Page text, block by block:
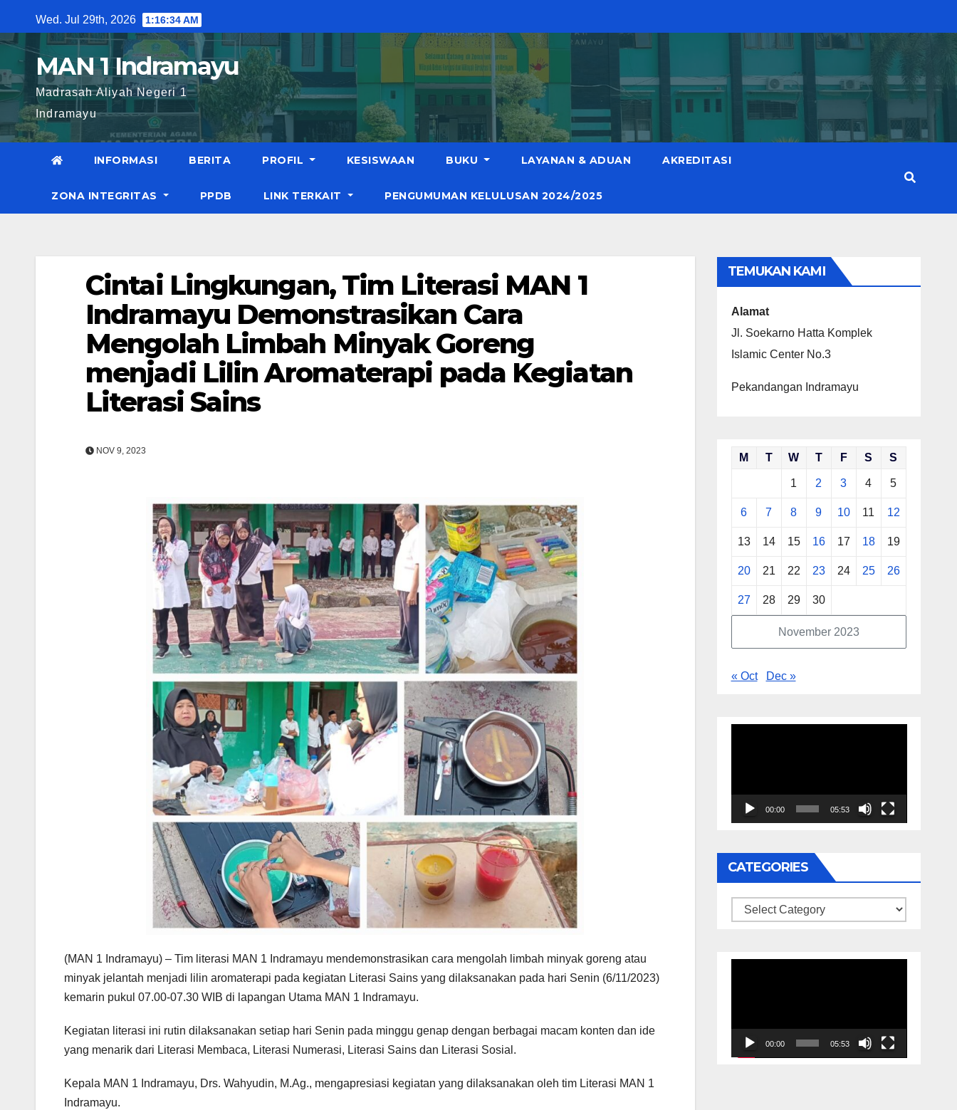
to
content
Wed. Jul 29th, 2026 1:16:35 AM
MAN 1 Indramayu
Madrasah Aliyah Negeri 1
Indramayu
INFORMASI BERITA PROFIL KESISWAAN BUKU LAYANAN & ADUAN AKREDITASI
ZONA INTEGRITAS PPDB LINK TERKAIT PENGUMUMAN KELULUSAN 2024/2025
Cintai Lingkungan, Tim Literasi MAN 1
Indramayu Demonstrasikan Cara
Mengolah Limbah Minyak Goreng
menjadi Lilin Aromaterapi pada Kegiatan
Literasi Sains
NOV 9, 2023
(MAN 1 Indramayu) – Tim literasi MAN 1 Indramayu mendemonstrasikan cara mengolah limbah minyak goreng atau
minyak jelantah menjadi lilin aromaterapi pada kegiatan Literasi Sains yang dilaksanakan pada hari Senin (6/11/2023)
kemarin pukul 07.00-07.30 WIB di lapangan Utama MAN 1 Indramayu.
Kegiatan literasi ini rutin dilaksanakan setiap hari Senin pada minggu genap dengan berbagai macam konten dan ide
yang menarik dari Literasi Membaca, Literasi Numerasi, Literasi Sains dan Literasi Sosial.
Kepala MAN 1 Indramayu, Drs. Wahyudin, M.Ag., mengapresiasi kegiatan yang dilaksanakan oleh tim Literasi MAN 1
Indramayu.
TEMUKAN KAMI
Alamat
Jl. Soekarno Hatta Komplek
Islamic Center No.3
Pekandangan Indramayu
November 2023
M T W T F S S
1 2 3 4 5
6 7 8 9 10 11 12
13 14 15 16 17 18 19
20 21 22 23 24 25 26
27 28 29 30
« Oct Dec »
00:00 05:53
CATEGORIES
Categories
00:00 05:53